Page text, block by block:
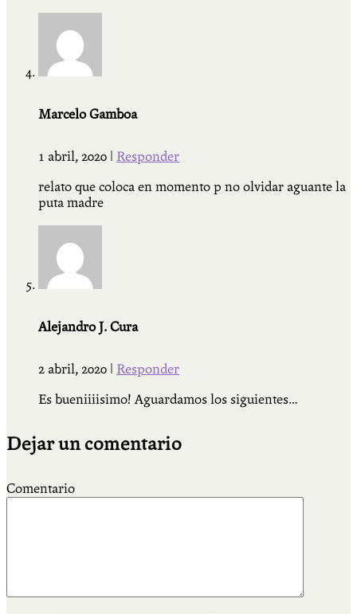
Marcelo Gamboa
1 abril, 2020
Responder
relato que coloca en momento p no olvidar aguante la
puta madre
Alejandro J. Cura
2 abril, 2020
Responder
Es bueniiiisimo! Aguardamos los siguientes…
Dejar un comentario
Comentario